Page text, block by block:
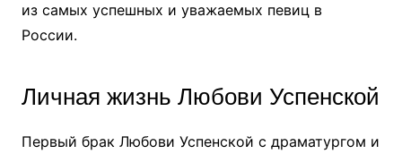
из самых успешных и уважаемых певиц в
России.
Личная жизнь Любови Успенской
Первый брак Любови Успенской с драматургом и